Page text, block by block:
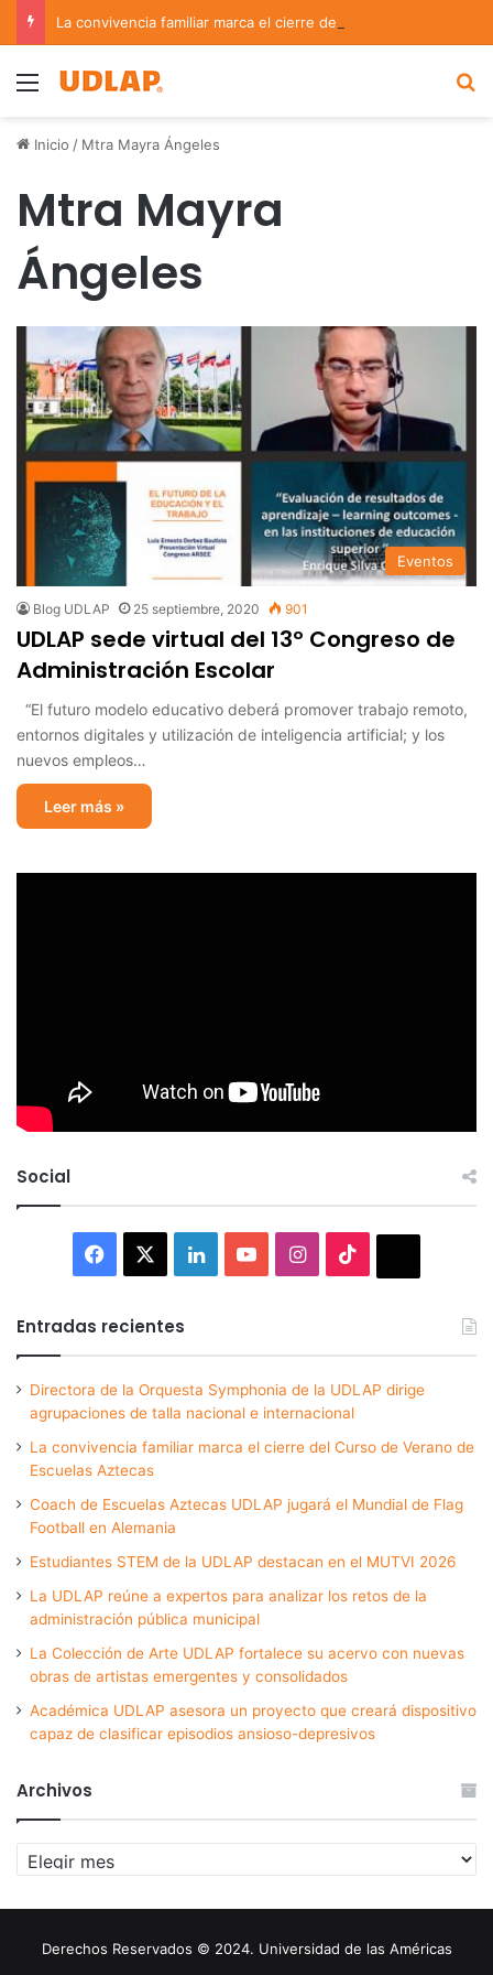
Menu
Inicio / Mtra Mayra Ángeles
Mtra Mayra
Ángeles
Eventos
Blog UDLAP 25 septiembre, 2020 901
UDLAP sede virtual del 13º Congreso de
Administración Escolar
“El futuro modelo educativo deberá promover trabajo remoto,
entornos digitales y utilización de inteligencia artificial; y los
nuevos empleos…
Leer más »
Social
Facebook LinkedInYouTubeInstagram
Entradas recientes
Directora de la Orquesta Symphonia de la UDLAP dirige
agrupaciones de talla nacional e internacional
La convivencia familiar marca el cierre del Curso de Verano de
Escuelas Aztecas
Coach de Escuelas Aztecas UDLAP jugará el Mundial de Flag
Football en Alemania
Estudiantes STEM de la UDLAP destacan en el MUTVI 2026
La UDLAP reúne a expertos para analizar los retos de la
administración pública municipal
La Colección de Arte UDLAP fortalece su acervo con nuevas
obras de artistas emergentes y consolidados
Académica UDLAP asesora un proyecto que creará dispositivo
capaz de clasificar episodios ansioso-depresivos
Archivos
Archivos
Derechos Reservados © 2024. Universidad de las Américas